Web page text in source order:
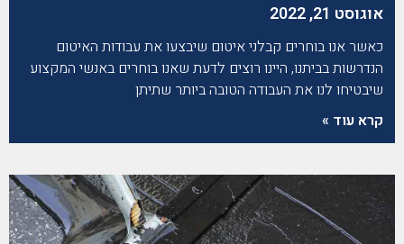
אוגוסט 21, 2022
כאשר אנו בוחרים קבלני איטום שיבצעו את עבודות האיטום
הנדרשות בביתנו, היינו רוצים לדעת שאנו בוחרים באנשי המקצוע
שיבטיחו לנו את העבודה הטובה ביותר שתיתן
קרא עוד »